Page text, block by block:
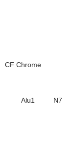
CF Chrome
Alu1 N7